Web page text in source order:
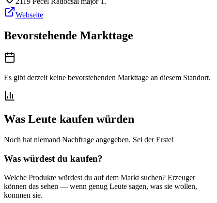
Webseite
Bevorstehende Markttage
Es gibt derzeit keine bevorstehenden Markttage an diesem Standort.
Was Leute kaufen würden
Noch hat niemand Nachfrage angegeben. Sei der Erste!
Was würdest du kaufen?
Welche Produkte würdest du auf dem Markt suchen? Erzeuger
können das sehen — wenn genug Leute sagen, was sie wollen,
kommen sie.